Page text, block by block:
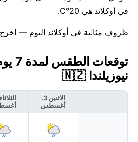
في أوكلاند هي 20°C.
ظروف مثالية في أوكلاند اليوم — اخرج
نيوزيلندا 🇳🇿
الاثنين 3.
أغسطس